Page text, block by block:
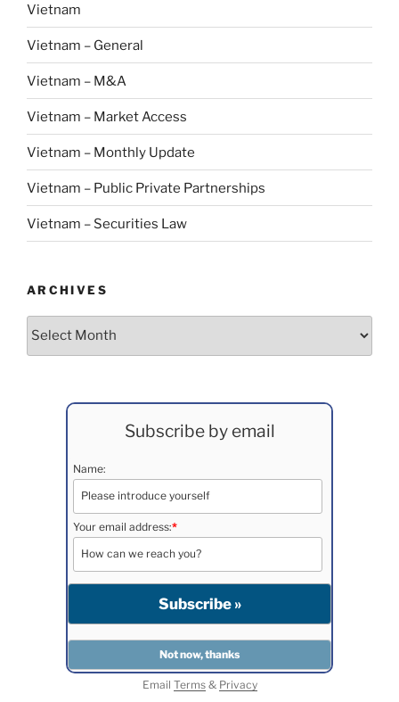
Vietnam
Vietnam – General
Vietnam – M&A
Vietnam – Market Access
Vietnam – Monthly Update
Vietnam – Public Private Partnerships
Vietnam – Securities Law
ARCHIVES
Archives
Subscribe by email
Name:
Your email address:*
Email Terms& Privacy